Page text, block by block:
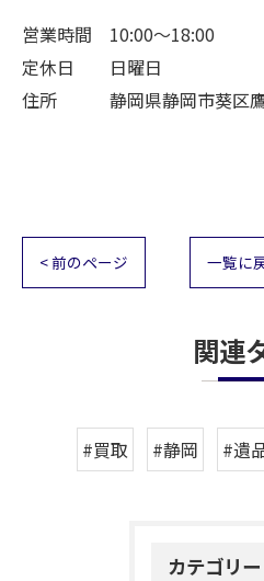
営業時間 10:00～18:00
定休日 日曜日
住所 静岡県静岡市葵区鷹
< 前のページ 一覧に
関連
#買取 #静岡 #遺
カテゴリー